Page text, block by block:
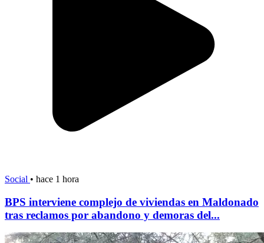
Social • hace 1 hora
BPS interviene complejo de viviendas en Maldonado
tras reclamos por abandono y demoras del...